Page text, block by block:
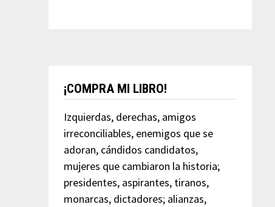
¡COMPRA MI LIBRO!
Izquierdas, derechas, amigos
irreconciliables, enemigos que se
adoran, cándidos candidatos,
mujeres que cambiaron la historia;
presidentes, aspirantes, tiranos,
monarcas, dictadores; alianzas,